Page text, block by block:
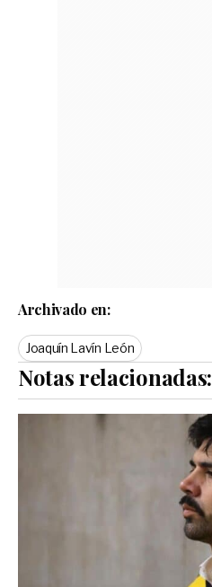
Archivado en:
Joaquín Lavín León
Notas relacionadas: